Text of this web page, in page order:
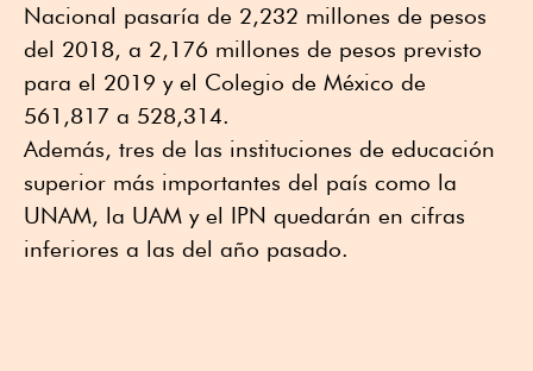
Nacional pasaría de 2,232 millones de pesos
del 2018, a 2,176 millones de pesos previsto
para el 2019 y el Colegio de México de
561,817 a 528,314.
Además, tres de las instituciones de educación
superior más importantes del país como la
UNAM, la UAM y el IPN quedarán en cifras
inferiores a las del año pasado.